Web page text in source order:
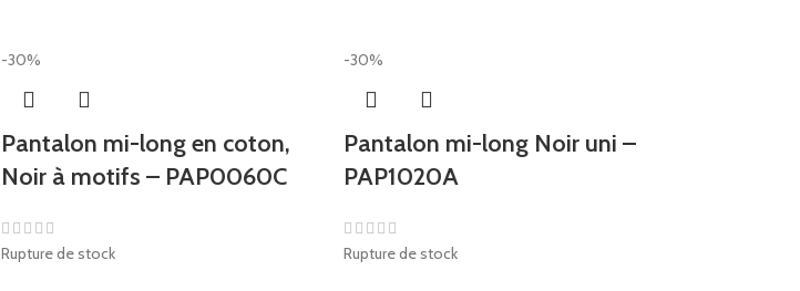
-30%
Pantalon mi-long en coton,
Noir à motifs – PAP0060C
Rupture de stock
-30%
Pantalon mi-long Noir uni –
PAP1020A
Rupture de stock